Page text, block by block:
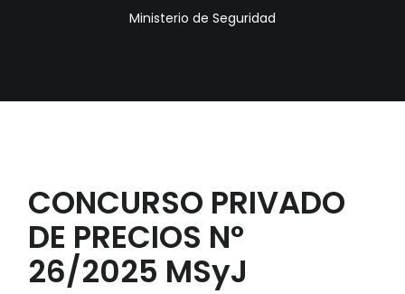
Ministerio de Seguridad
CONCURSO PRIVADO
DE PRECIOS N°
26/2025 MSyJ